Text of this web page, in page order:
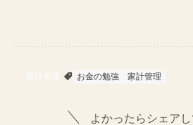
お金の勉強 家計管理
よかったらシェアし